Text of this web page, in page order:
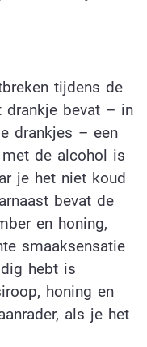
tijdens de
drankje bevat – in
drankjes – een
de alcohol is
je het niet koud
bevat de
en honing,
smaaksensatie
hebt is
honing en
als je het